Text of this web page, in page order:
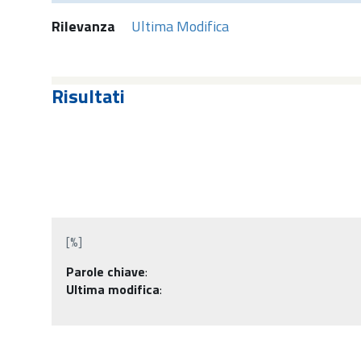
Rilevanza Ultima Modifica
Risultati
[%]
Parole chiave:
Ultima modifica: